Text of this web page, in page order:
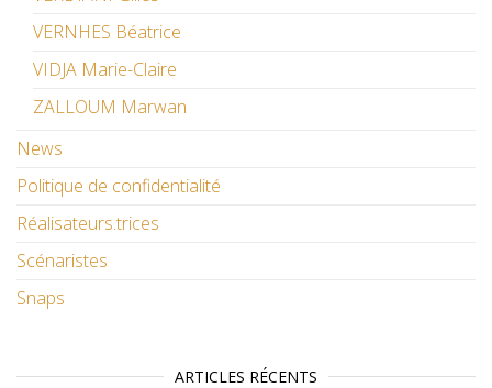
VERNHES Béatrice
VIDJA Marie-Claire
ZALLOUM Marwan
News
Politique de confidentialité
Réalisateurs.trices
Scénaristes
Snaps
ARTICLES RÉCENTS